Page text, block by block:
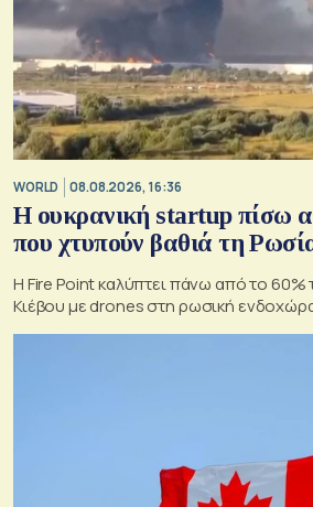
WORLD 08.08.2026, 16:36
Η ουκρανική startup πίσω
που χτυπούν βαθιά τη
Η Fire Point καλύπτει πάνω από το
Κιέβου με drones στη ρωσική